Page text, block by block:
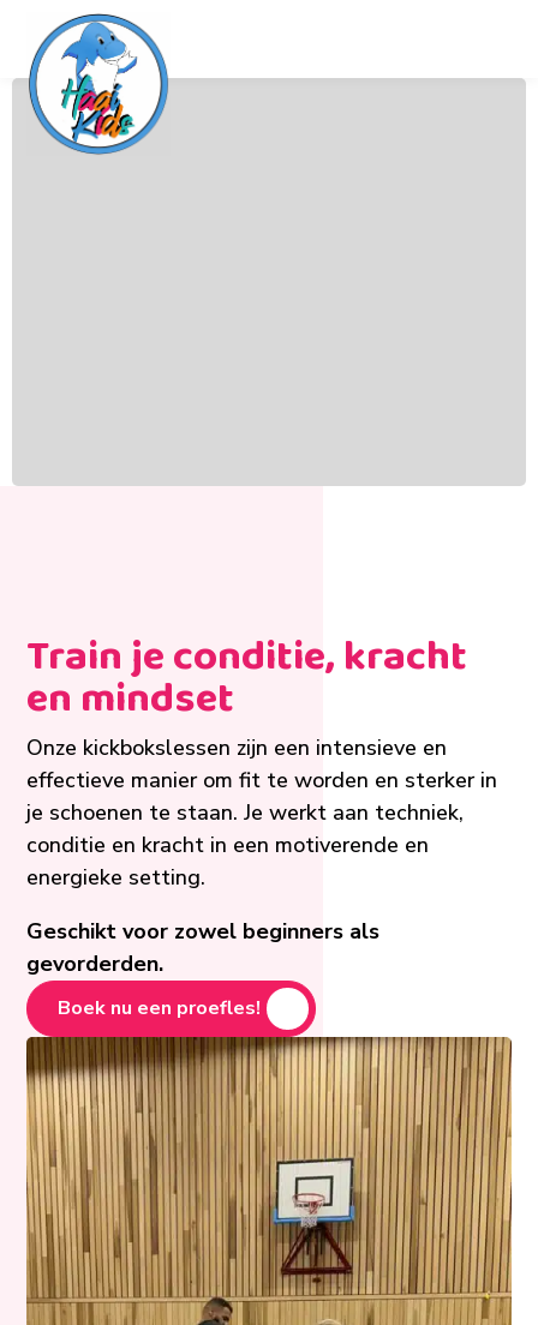
Train je conditie, kracht
en mindset
Onze kickbokslessen zijn een intensieve en
effectieve manier om fit te worden en sterker in
je schoenen te staan. Je werkt aan techniek,
conditie en kracht in een motiverende en
energieke setting.
Geschikt voor zowel beginners als
gevorderden.
Boek nu een proefles!